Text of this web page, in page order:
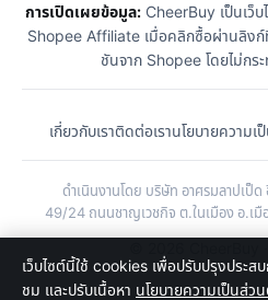
การเปิดเผยข้อมูล:CheerBuy เป็นเว็บ
Shopee Affiliate เมื่อคลิกซื้อผ่านลิงก์
ชันจาก Shopee โดยไม่ก
เกี่ยวกับเราติดต่อเรานโยบายความเ
ดำเนินงานโดย บริษัท อาศรมลาปเป็
49/24 ถนนชาญเวชกิจ ต.ในเมือง อ.
เว็บไซต์นี้ใช้ cookies เพื่อปรับปรุงประส
ชม และปรับเนื้อหา นโยบายความเป็นส่ว